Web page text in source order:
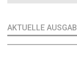
AKTUELLE